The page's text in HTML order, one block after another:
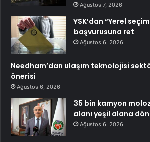
Ağustos 7, 2026
YSK’dan “Yerel
başvurusuna ret
Ağustos 6, 2026
Needham’dan ulaşım teknolojisi
önerisi
Ağustos 6, 2026
35 bin kamyon
alanı yeşil alana
Ağustos 6, 2026